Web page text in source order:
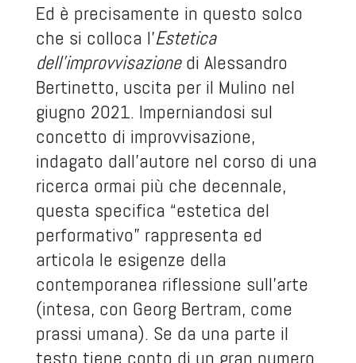
Ed è precisamente in questo solco
che si colloca l’Estetica
dell’improvvisazionedi Alessandro
Bertinetto, uscita per il Mulino nel
giugno 2021. Imperniandosi sul
concetto di improvvisazione,
indagato dall’autore nel corso di una
ricerca ormai più che decennale,
questa specifica “estetica del
performativo” rappresenta ed
articola le esigenze della
contemporanea riflessione sull’arte
(intesa, con Georg Bertram, come
prassi umana). Se da una parte il
testo tiene conto di un gran numero